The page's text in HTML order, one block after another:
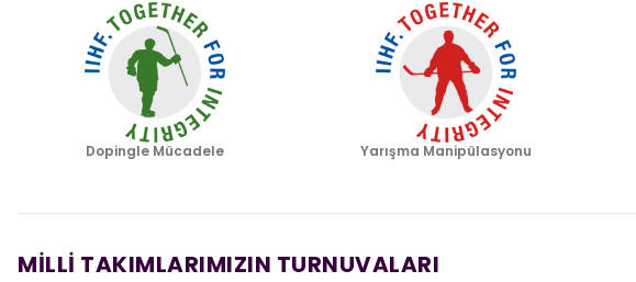
Dopingle Mücadele Yarışma Manipülasyonu
MİLLİ TAKIMLARIMIZIN TURNUVALARI